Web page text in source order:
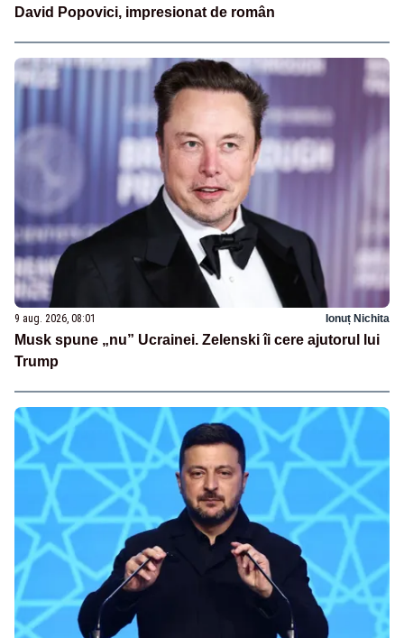
David Popovici, impresionat de român
9 aug. 2026, 08:01 Ionuț Nichita
Musk spune „nu” Ucrainei. Zelenski îi cere ajutorul lui
Trump